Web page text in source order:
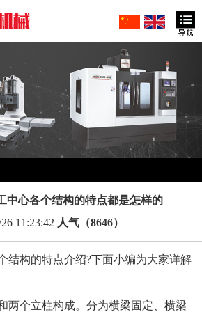
中心各个结构的特点都是怎样的
11:23:42 人气（8646）
构的特点介绍?下面小编为大家详解
个立柱构成。分为横梁固定、横梁